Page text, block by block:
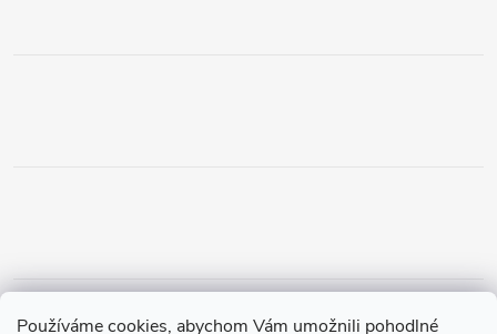
Používáme cookies, abychom Vám umožnili pohodlné